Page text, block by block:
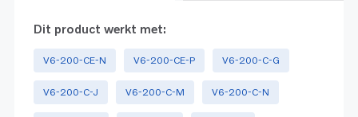
Dit product werkt met:
V6-200-CE-N V6-200-CE-P V6-200-C-G
V6-200-C-J V6-200-C-M V6-200-C-N